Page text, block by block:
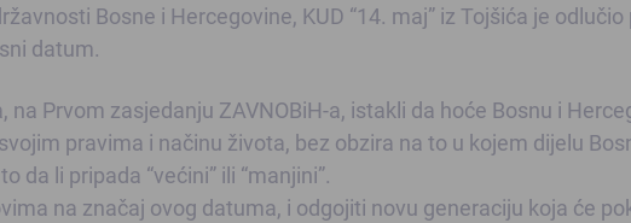
Bosne i Hercegovine, KUD “14. maj” iz Tojšića je
datum.
na Prvom zasjedanju ZAVNOBiH-a, istakli da hoće Bosnu i
pravima i načinu života, bez obzira na to u kojem dijelu
da li pripada “većini” ili “manjini”.
na značaj ovog datuma, i odgojiti novu generaciju koja će